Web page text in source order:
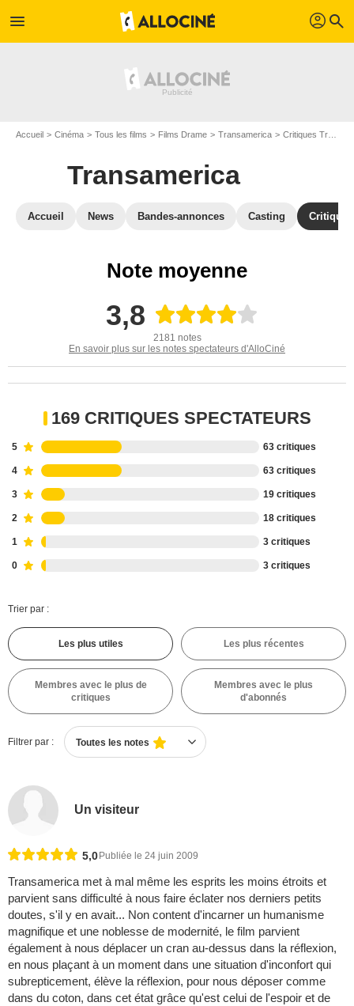
menu profil search
Accueil Cinéma Tous les films Films Drame Transamerica Critiques Transamerica
Transamerica
Accueil News Bandes-annonces Casting
Note moyenne
3,8
2181 notes
En savoir plus sur les notes spectateurs d'AlloCiné
169 CRITIQUES SPECTATEURS
5 63 critiques
4 63 critiques
3 19 critiques
2 18 critiques
1 3 critiques
0 3 critiques
Trier par :
Les plus utiles Les plus récentes
Membres avec le plus de
critiques
Membres avec le plus
d'abonnés
Filtrer par : Toutes les notes
Un visiteur
5,0 Publiée le 24 juin 2009
Transamerica met à mal même les esprits les moins étroits et
parvient sans difficulté à nous faire éclater nos derniers petits
doutes, s'il y en avait... Non content d'incarner un humanisme
magnifique et une noblesse de modernité, le film parvient
également à nous déplacer un cran au-dessus dans la réflexion,
en nous plaçant à un moment dans une situation d'inconfort qui
subrepticement, élève la réflexion, pour nous déposer comme
dans du coton, dans cet état grâce qu'est celui de l'espoir et de